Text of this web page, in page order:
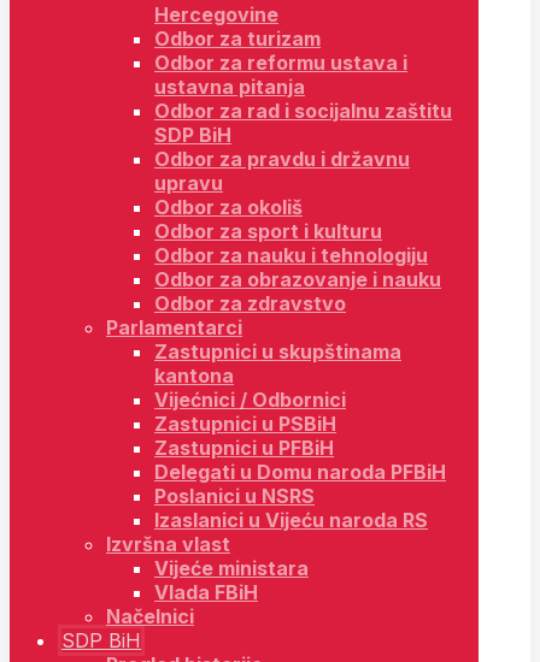
Hercegovine
Odbor za turizam
Odbor za reformu ustava i
ustavna pitanja
Odbor za rad i socijalnu zaštitu
SDP BiH
Odbor za pravdu i državnu
upravu
Odbor za okoliš
Odbor za sport i kulturu
Odbor za nauku i tehnologiju
Odbor za obrazovanje i nauku
Odbor za zdravstvo
Parlamentarci
Zastupnici u skupštinama
kantona
Vijećnici / Odbornici
Zastupnici u PSBiH
Zastupnici u PFBiH
Delegati u Domu naroda PFBiH
Poslanici u NSRS
Izaslanici u Vijeću naroda RS
Izvršna vlast
Vijeće ministara
Vlada FBiH
Načelnici
SDP BiH